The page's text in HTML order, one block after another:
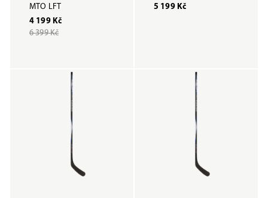
MTO LFT
4 199 Kč
6 399 Kč
5 199 Kč